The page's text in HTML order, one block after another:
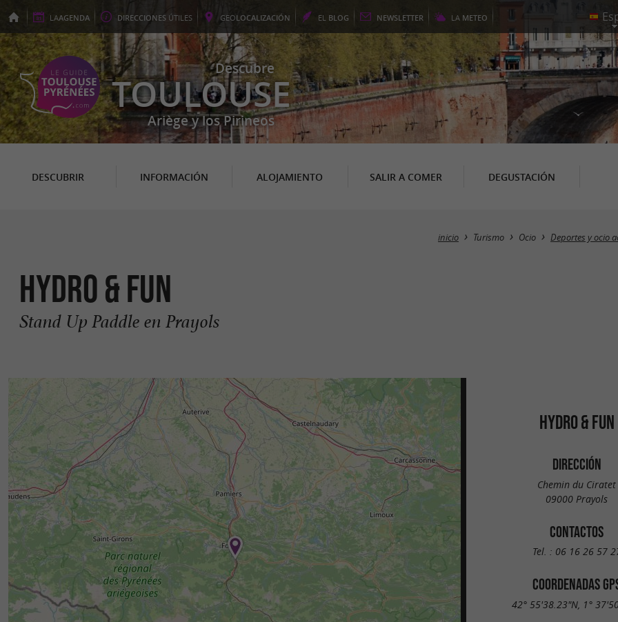
LAAGENDA DIRECCIONES ÚTILES GEOLOCALIZACIÓN EL BLOG NEWSLETTER LA METEO
Descubre
TOULOUSE
Ariège y los Pirineos
DESCUBRIR INFORMACIÓN ALOJAMIENTO SALIR A COMER DEGUSTACIÓN
inicio Turismo Ocio Deportes y ocio
Hydro & Fun
Stand Up Paddle en Prayols
HYDRO & FUN
DIRECCIÓN
Chemin du Ciratet
09000 Prayols
CONTACTOS
Tel. : 06 16 26 57
COORDENADAS
42° 55'38.23"N, 1°